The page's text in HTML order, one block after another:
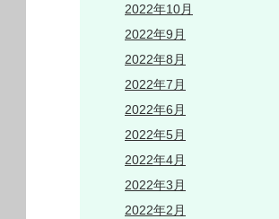
2022年10月
2022年9月
2022年8月
2022年7月
2022年6月
2022年5月
2022年4月
2022年3月
2022年2月